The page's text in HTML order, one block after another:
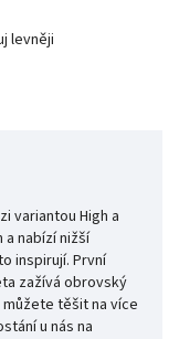
levněji
variantou High a
nabízí nižší
inspirují. První
zažívá obrovský
těšit na více
u nás na